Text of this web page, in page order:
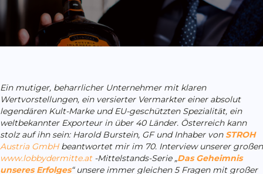
Ein mutiger, beharrlicher Unternehmer mit klaren
Wertvorstellungen, ein versierter Vermarkter einer absolut
legendären Kult-Marke und EU-geschützten Spezialität, ein
weltbekannter Exporteur in über 40 Länder. Österreich kann
stolz auf ihn sein: Harold Burstein, GF und Inhaber von STROH
Austria GmbH beantwortet mir im 70. Interview unserer großen
www.lobbydermitte.at-Mittelstands-Serie „Das Geheimnis
unseres Erfolges“ unsere immer gleichen 5 Fragen mit großer